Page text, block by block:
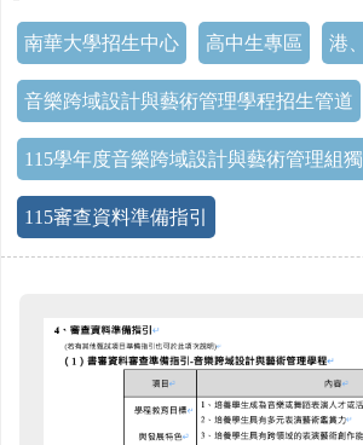
南華大學招生中心 高中生專區 港
音樂跨域設計與藝術管理學程招生管道
115學年度音樂跨域設計與藝術管理組
115審查資料準備指引